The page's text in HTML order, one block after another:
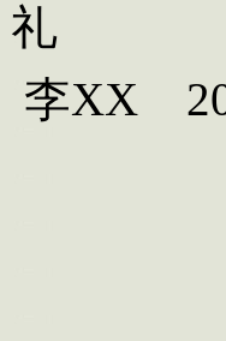
礼
李XX